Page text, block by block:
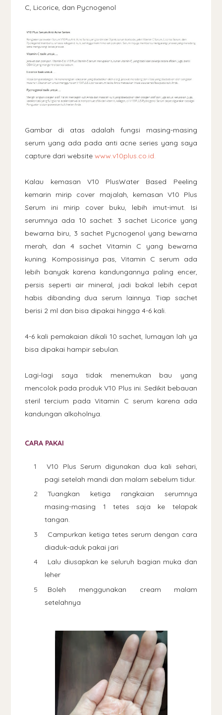
C, Licorice, dan Pycnogenol
Gambar di atas adalah fungsi masing-masing
serum yang ada pada anti acne series yang saya
capture dari websitewww.v10plus.co.id.
Kalau kemasan V10 PlusWater Based Peeling
kemarin mirip cover majalah, kemasan V10 Plus
Serum ini mirip cover buku, lebih imut-imut. Isi
serumnya ada 10 sachet: 3 sachet Licorice yang
bewarna biru, 3 sachet Pycnogenol yang bewarna
merah, dan 4 sachet Vitamin C yang bewarna
kuning. Komposisinya pas, Vitamin C serum ada
lebih banyak karena kandungannya paling encer,
persis seperti air mineral, jadi bakal lebih cepat
habis dibanding dua serum lainnya. Tiap sachet
berisi 2 ml dan bisa dipakai hingga 4-6 kali.
4-6 kali pemakaian dikali 10 sachet, lumayan lah ya
bisa dipakai hampir sebulan.
Lagi-lagi saya tidak menemukan bau yang
mencolok pada produk V10 Plus ini. Sedikit bebauan
steril tercium pada Vitamin C serum karena ada
kandungan alkoholnya.
CARA PAKAI
V10 Plus Serum digunakan dua kali sehari,
pagi setelah mandi dan malam sebelum tidur.
Tuangkan ketiga rangkaian serumnya
masing-masing 1 tetes saja ke telapak
tangan.
Campurkan ketiga tetes serum dengan cara
diaduk-aduk pakai jari
Lalu diusapkan ke seluruh bagian muka dan
leher
Boleh menggunakan cream malam
setelahnya